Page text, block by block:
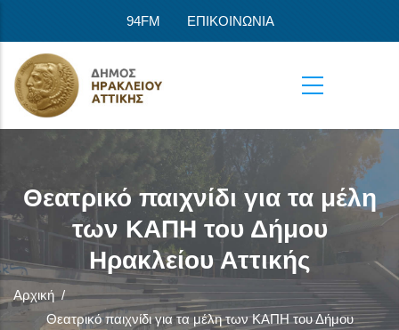
94FM ΕΠΙΚΟΙΝΩΝΙΑ
Θεατρικό παιχνίδι για τα μέλη
των ΚΑΠΗ του Δήμου
Ηρακλείου Αττικής
Αρχική /
Θεατρικό παιχνίδι για τα μέλη των ΚΑΠΗ του Δήμου